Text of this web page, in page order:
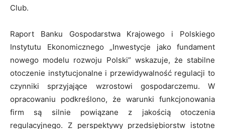
Club.
Raport Banku Gospodarstwa Krajowego i Polskiego
Instytutu Ekonomicznego „Inwestycje jako fundament
nowego modelu rozwoju Polski” wskazuje, że stabilne
otoczenie instytucjonalne i przewidywalność regulacji to
czynniki sprzyjające wzrostowi gospodarczemu. W
opracowaniu podkreślono, że warunki funkcjonowania
firm są silnie powiązane z jakością otoczenia
regulacyjnego. Z perspektywy przedsiębiorstw istotne